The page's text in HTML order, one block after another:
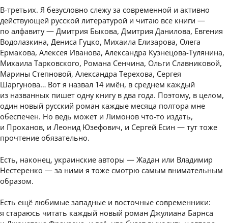
В-третьих. Я безусловно слежу за современной и активно
действующей русской литературой и читаю все книги —
по алфавиту — Дмитрия Быкова, Дмитрия Данилова, Евгения
Водолазкина, Дениса Гуцко, Михаила Елизарова, Олега
Ермакова, Алексея Иванова, Александра Кузнецова-Тулянина,
Михаила Тарковского, Романа Сенчина, Ольги Славниковой,
Марины Степновой, Александра Терехова, Сергея
Шаргунова… Вот я назвал 14 имён, в среднем каждый
из названных пишет одну книгу в два года. Поэтому, в целом,
один новый русский роман каждые месяца полтора мне
обеспечен. Но ведь может и Лимонов что-то издать,
и Проханов, и Леонид Юзефович, и Сергей Есин — тут тоже
прочтение обязательно.
Есть, наконец, украинские авторы — Жадан или Владимир
Нестеренко — за ними я тоже смотрю самым внимательным
образом.
Есть ещё любимые западные и восточные современники:
я стараюсь читать каждый новый роман Джулиана Барнса